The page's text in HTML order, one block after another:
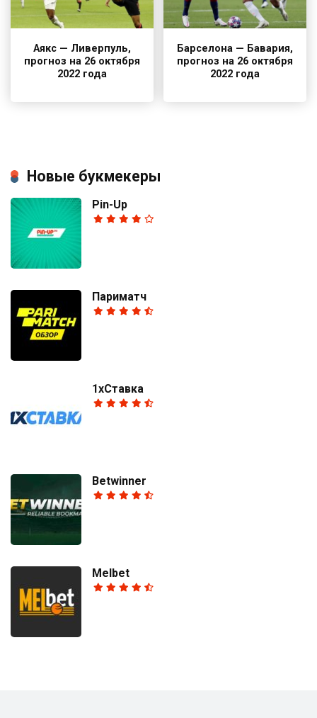
Аякс — Ливерпуль,
прогноз на 26 октября
2022 года
Барселона — Бавария,
прогноз на 26 октября
2022 года
Новые букмекеры
Pin-Up
Париматч
1хСтавка
Betwinner
Melbet